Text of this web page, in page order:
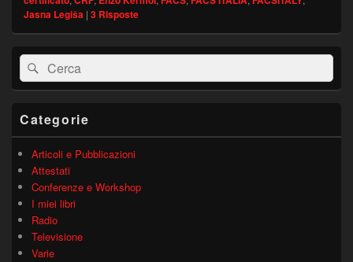
Jasna Legiša | 3 Risposte
Area
widget
barra
Cerca:Cerca
Categorie
Articoli e Pubblicazioni
Attestati
Conferenze e Workshop
I miei libri
Radio
Televisione
Varie